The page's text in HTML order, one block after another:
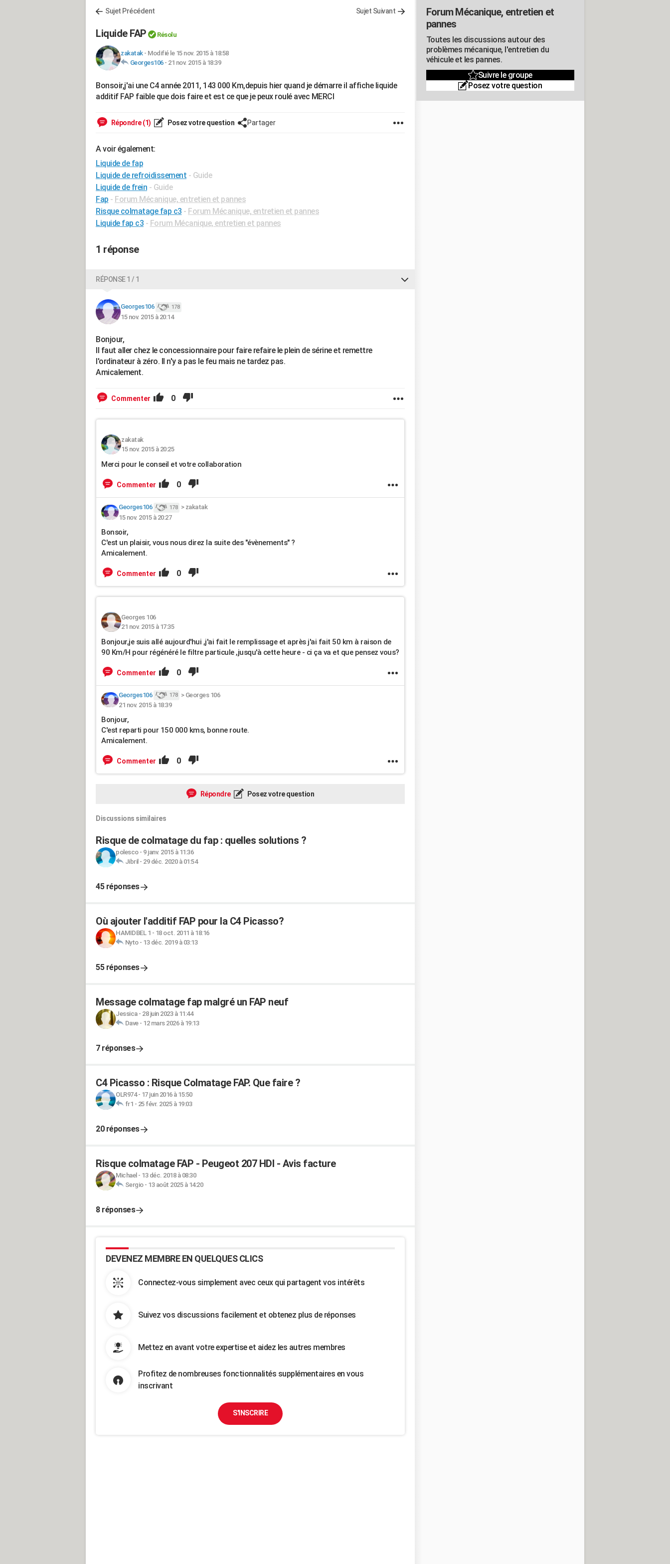
Sujet Précédent Sujet Suivant
Liquide FAP Résolu
zakatak- Modifié le 15 nov. 2015 à 18:58
Georges106- 21 nov. 2015 à 18:39
Bonsoir,j'ai une C4 année 2011, 143 000 Km,depuis hier quand je démarre il affiche liquide
additif FAP faible que dois faire et est ce que je peux roulé avec MERCI
Répondre (1) Posez votre question Partager
A voir également:
Liquide de fap
Liquide de refroidissement - Guide
Liquide de frein - Guide
Fap - Forum Mécanique, entretien et pannes
Risque colmatage fap c3 - Forum Mécanique, entretien et pannes
Liquide fap c3 - Forum Mécanique, entretien et pannes
1 réponse
RÉPONSE 1 / 1
Georges106 178
15 nov. 2015 à 20:14
Bonjour,
Il faut aller chez le concessionnaire pour faire refaire le plein de sérine et remettre
l'ordinateur à zéro. Il n'y a pas le feu mais ne tardez pas.
Amicalement.
Commenter 0
zakatak
15 nov. 2015 à 20:25
Merci pour le conseil et votre collaboration
Commenter 0
Georges106 178 > zakatak
15 nov. 2015 à 20:27
Bonsoir,
C'est un plaisir, vous nous direz la suite des "évènements" ?
Amicalement.
Commenter 0
Georges 106
21 nov. 2015 à 17:35
Bonjour,je suis allé aujourd'hui ,j'ai fait le remplissage et après j'ai fait 50 km à raison de
90 Km/H pour régénéré le filtre particule ,jusqu'à cette heure - ci ça va et que pensez vous?
Commenter 0
Georges106 178 > Georges 106
21 nov. 2015 à 18:39
Bonjour,
C'est reparti pour 150 000 kms, bonne route.
Amicalement.
Commenter 0
Répondre Posez votre question
Discussions similaires
Risque de colmatage du fap : quelles solutions ?
polesco- 9 janv. 2015 à 11:36
Jibril - 29 déc. 2020 à 01:54
45 réponses
Où ajouter l'additif FAP pour la C4 Picasso?
HAMIDBEL 1 - 18 oct. 2011 à 18:16
Nyto- 13 déc. 2019 à 03:13
55 réponses
Message colmatage fap malgré un FAP neuf
Jessica- 28 juin 2023 à 11:44
Dave- 12 mars 2026 à 19:13
7 réponses
C4 Picasso : Risque Colmatage FAP. Que faire ?
OLR974- 17 juin 2016 à 15:50
fr1 - 25 févr. 2025 à 19:03
20 réponses
Risque colmatage FAP - Peugeot 207 HDI - Avis facture
Michael - 13 déc. 2018 à 08:30
Sergio- 13 août 2025 à 14:20
8 réponses
DEVENEZ MEMBRE EN QUELQUES CLICS
Connectez-vous simplement avec ceux qui partagent vos intérêts
Suivez vos discussions facilement et obtenez plus de réponses
Mettez en avant votre expertise et aidez les autres membres
Profitez de nombreuses fonctionnalités supplémentaires en vous
inscrivant
S'INSCRIRE
Forum Mécanique, entretien et
pannes
Toutes les discussions autour des
problèmes mécanique, l'entretien du
véhicule et les pannes.
Suivre le groupe
Posez votre question